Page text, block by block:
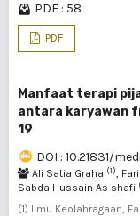
PDF : 58
PDF
Manfaat terapi
antara karyawan
19
DOI : 10.21831/
Ali Satia Graha (1),
Sabda Hussain As shafi
(1) Ilmu Keolahragaan,